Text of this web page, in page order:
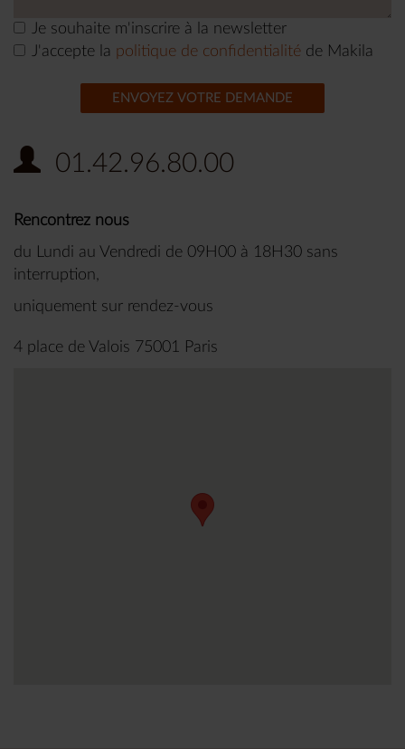
Je souhaite m'inscrire à la newsletter
J'accepte la politique de confidentialité de Makila
ENVOYEZ VOTRE DEMANDE
01.42.96.80.00
Rencontrez nous
du Lundi au Vendredi de 09H00 à 18H30 sans
interruption,
uniquement sur rendez-vous
4 place de Valois 75001 Paris